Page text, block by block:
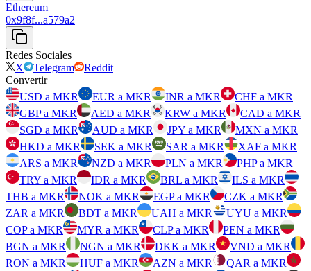
Ethereum
0x9f8f...a579a2
Redes Sociales
X
Telegram
Reddit
Convertir
USD a MKR
EUR a MKR INR a MKR
CHF a MKR
GBP a MKR
AED a MKR KRW a MKR
CAD a MKR
SGD a MKR
AUD a MKR JPY a MKR
MXN a MKR
HKD a MKR
SEK a MKR SAR a MKR
XAF a MKR
ARS a MKR
NZD a MKR PLN a MKR
PHP a MKR
TRY a MKR
IDR a MKR BRL a MKR
ILS a MKR
THB a MKR
NOK a MKR EGP a MKR
CZK a MKR
ZAR a MKR
BDT a MKR UAH a MKR
UYU a MKR
COP a MKR
MYR a MKR CLP a MKR
PEN a MKR
BGN a MKR
NGN a MKR DKK a MKR
VND a MKR
RON a MKR
HUF a MKR AZN a MKR QAR a MKR